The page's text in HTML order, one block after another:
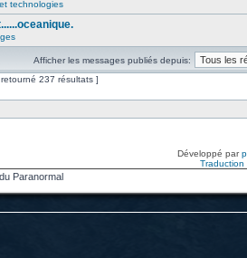
technologies
Afficher les messages publiés depuis:
237 résultats ]
Développé par
Traduction
Paranormal